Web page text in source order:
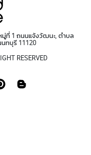
มู่ที่ 1 ถนนแจ้งวัฒนะ, ตำบล
ทบุรี 11120
RESERVED